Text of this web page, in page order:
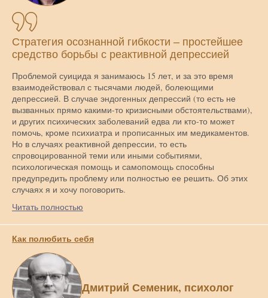
Стратегия осознанной гибкости – простейшее
средство борьбы с реактивной депрессией
Проблемой суицида я занимаюсь 15 лет, и за это время
взаимодействовал с тысячами людей, болеющими
депрессией. В случае эндогенных депрессий (то есть не
вызванных прямо какими-то кризисными обстоятельствами),
и других психических заболеваний едва ли кто-то может
помочь, кроме психиатра и прописанных им медикаментов.
Но в случаях реактивной депрессии, то есть
спровоцированной теми или иными событиями,
психологическая помощь и самопомощь способны
предупредить проблему или полностью ее решить. Об этих
случаях я и хочу поговорить.
Читать полностью
Как полюбить себя
Дмитрий Семеник, психолог